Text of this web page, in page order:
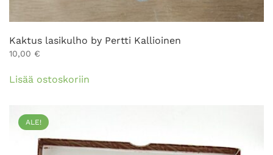
Kaktus lasikulho by Pertti Kallioinen
10,00 €
Lisää ostoskoriin
ALE!